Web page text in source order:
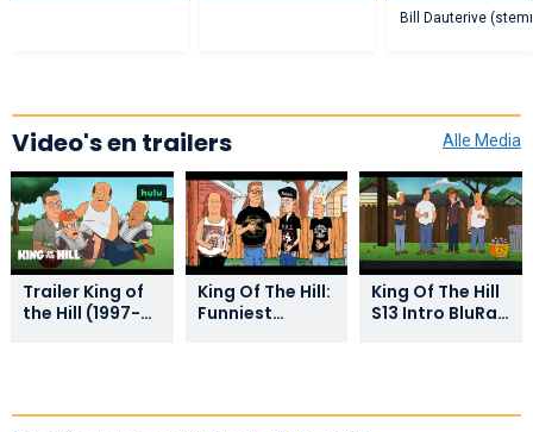
Bill Dauterive
Video's en trailers Alle Media
Trailer King of
the Hill (1997-
King Of The Hill:
Funniest
King Of The Hill
S13 Intro BluRay